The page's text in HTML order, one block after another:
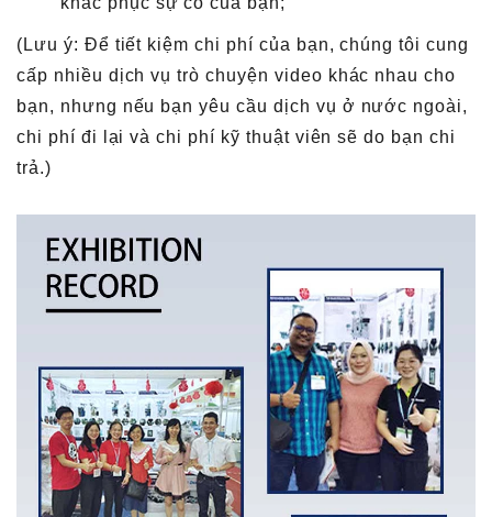
(Lưu ý: Để tiết kiệm chi phí của bạn, chúng tôi cung
cấp nhiều dịch vụ trò chuyện video khác nhau cho
bạn, nhưng nếu bạn yêu cầu dịch vụ ở nước ngoài,
chi phí đi lại và chi phí kỹ thuật viên sẽ do bạn chi
trả.)